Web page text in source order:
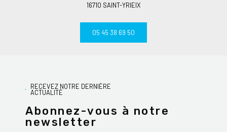
16710 SAINT-YRIEIX
05 45 38 69 50
RECEVEZ NOTRE DERNIÈRE
ACTUALITÉ
Abonnez-vous à notre
newsletter